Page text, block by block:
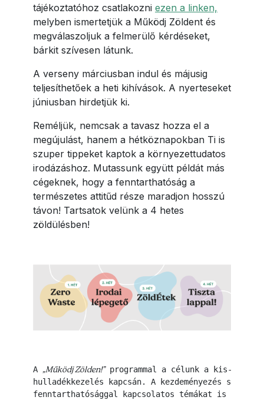
tájékoztatóhoz csatlakozni ezen a linken,
melyben ismertetjük a Működj Zöldent és
megválaszoljuk a felmerülő kérdéseket,
bárkit szívesen látunk.
A verseny márciusban indul és májusig
teljesíthetőek a heti kihívások. A nyerteseket
júniusban hirdetjük ki.
Reméljük, nemcsak a tavasz hozza el a
megújulást, hanem a hétköznapokban Ti is
szuper tippeket kaptok a környezettudatos
irodázáshoz. Mutassunk együtt példát más
cégeknek, hogy a fenntarthatóság a
természetes attitűd része maradjon hosszú
távon! Tartsatok velünk a 4 hetes
zöldülésben!
A „Működj Zölden!” programmal a célunk a kis-,
hulladékkezelés kapcsán. A kezdeményezés
fenntarthatósággal kapcsolatos témákat is